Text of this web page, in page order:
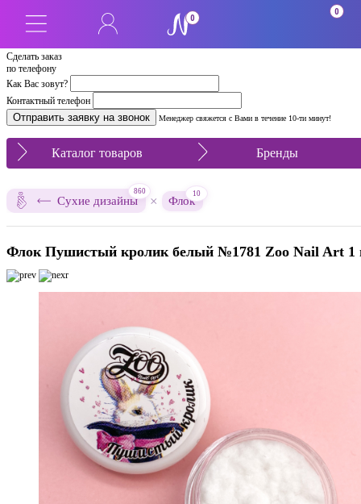
Сделать заказ
по телефону
Как Вас зовут?
Контактный телефон
Менеджер свяжется с Вами в течение 10-ти минут!
0
0
Каталог товаров Бренды
Сухие дизайны
860
× Флок
10
Флок Пушистый кролик белый №1781 Zoo Nail Art 1